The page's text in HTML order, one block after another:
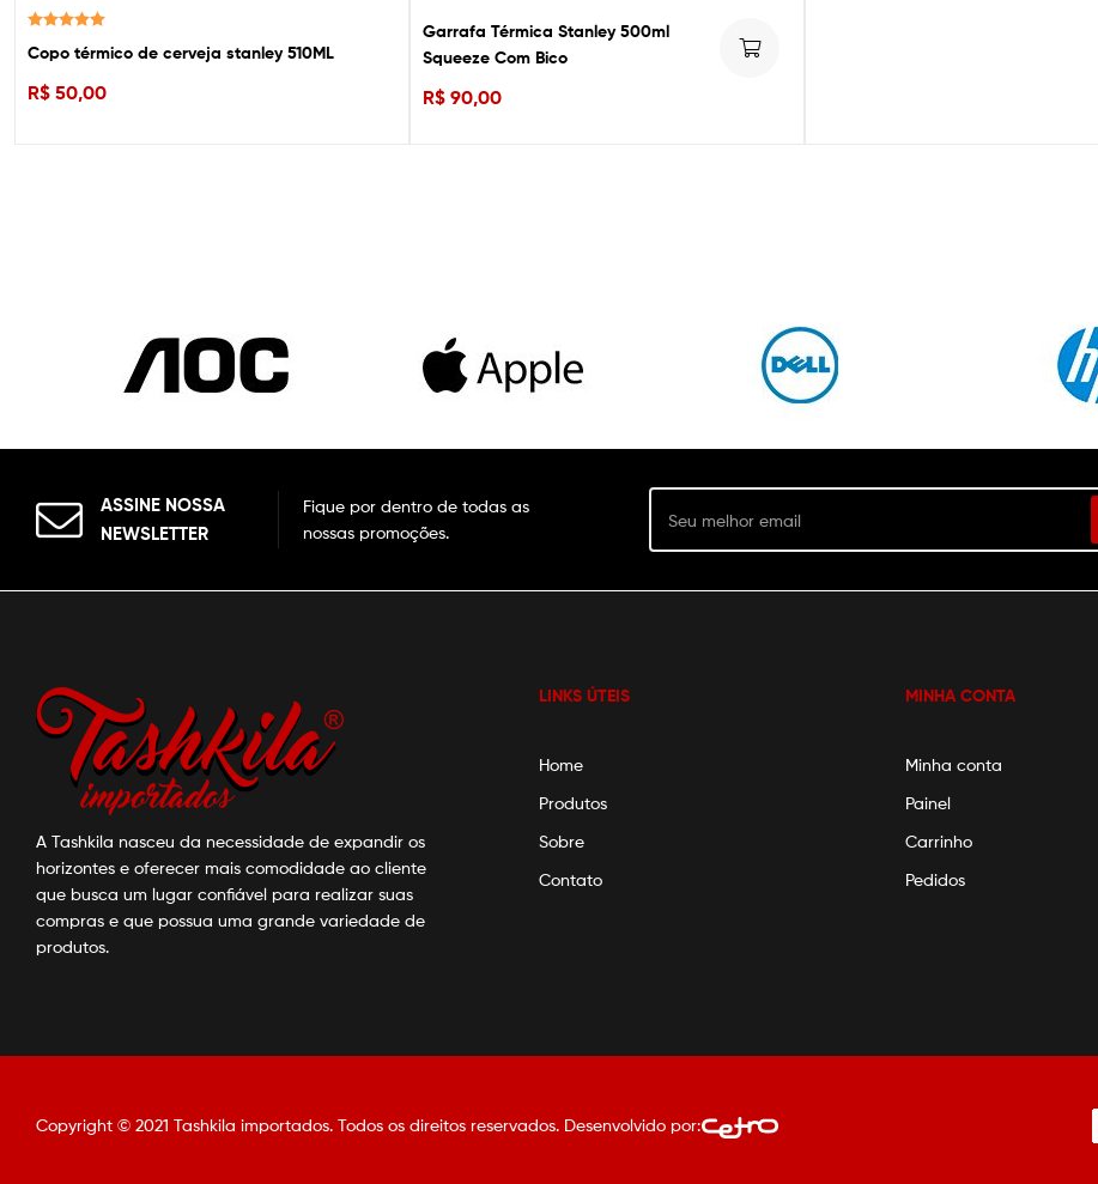
5.00de 5
Copo térmico de cerveja stanley 510ML
R$ 50,00
Garrafa Térmica Stanley 500ml
Squeeze Com Bico
R$ 90,00
ASSINE NOSSA
NEWSLETTER
Fique por dentro de todas as
nossas promoções.
A Tashkila nasceu da necessidade de expandir os
horizontes e oferecer mais comodidade ao cliente
que busca um lugar confiável para realizar suas
compras e que possua uma grande variedade de
produtos.
LINKS ÚTEIS
Home
Produtos
Sobre
Contato
MINHA CONTA
Minha conta
Painel
Carrinho
Pedidos
Copyright © 2021 Tashkila importados. Todos os direitos reservados. Desenvolvido por: